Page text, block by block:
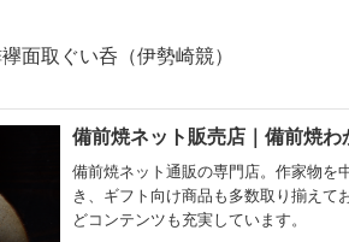
面取ぐい呑（伊勢崎競）
備前焼ネット販売店｜備前焼わ
備前焼ネット通販の専門店。作家物を
き、ギフト向け商品も多数取り揃えて
どコンテンツも充実しています。